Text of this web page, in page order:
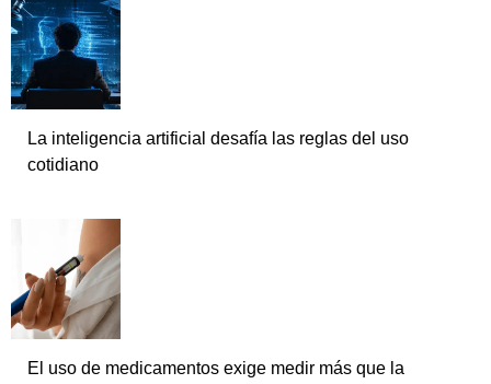
La inteligencia artificial desafía las reglas del uso
cotidiano
El uso de medicamentos exige medir más que la